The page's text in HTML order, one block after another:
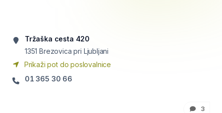
Tržaška cesta 420
1351 Brezovica pri Ljubljani
Prikaži pot do poslovalnice
01 365 30 66
3